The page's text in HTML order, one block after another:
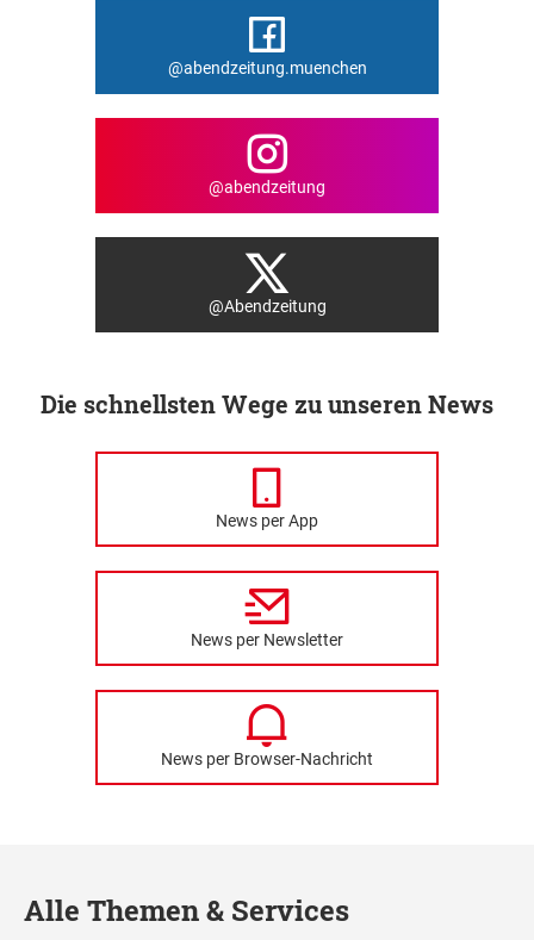
@abendzeitung.muenchen
@abendzeitung
@Abendzeitung
Die schnellsten Wege zu unseren News
News per App
News per Newsletter
News per Browser-Nachricht
Alle Themen & Services